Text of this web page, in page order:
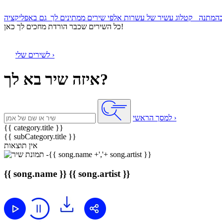
כל השירים שכבר הורדת מחכים לך כאן!
לשירים שלי ›
איזה שיר בא לך?
למסך הראשי ›
{{ category.title }}
{{ subCategory.title }}
אין תוצאות
{{ song.name }} {{ song.artist }}